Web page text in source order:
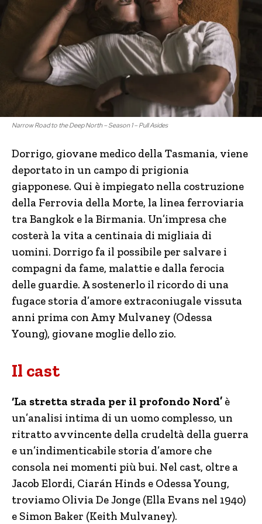
Narrow Road to the Deep North – Season 1 – Pull Asides
Dorrigo, giovane medico della Tasmania, viene
deportato in un campo di prigionia
giapponese. Qui è impiegato nella costruzione
della Ferrovia della Morte, la linea ferroviaria
tra Bangkok e la Birmania. Un’impresa che
costerà la vita a centinaia di migliaia di
uomini. Dorrigo fa il possibile per salvare i
compagni da fame, malattie e dalla ferocia
delle guardie. A sostenerlo il ricordo di una
fugace storia d’amore extraconiugale vissuta
anni prima con Amy Mulvaney (Odessa
Young), giovane moglie dello zio.
Il cast
‘La stretta strada per il profondo Nord’ è
un’analisi intima di un uomo complesso, un
ritratto avvincente della crudeltà della guerra
e un’indimenticabile storia d’amore che
consola nei momenti più bui. Nel cast, oltre a
Jacob Elordi, Ciarán Hinds e Odessa Young,
troviamo Olivia De Jonge (Ella Evans nel 1940)
e Simon Baker (Keith Mulvaney).